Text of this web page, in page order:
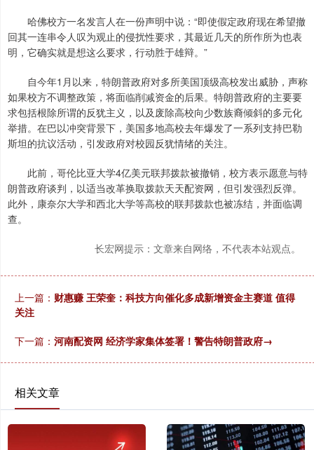
哈佛校方一名发言人在一份声明中说：“即使假定政府现在希望撤
回其一连串令人叹为观止的侵扰性要求，其最近几天的所作所为也表
明，它确实就是想这么要求，行动胜于雄辩。”
自今年1月以来，特朗普政府对多所美国顶级高校发出威胁，声称
如果校方不调整政策，将面临削减资金的后果。特朗普政府的主要要
求包括根除所谓的反犹主义，以及废除高校向少数族裔倾斜的多元化
举措。在巴以冲突背景下，美国多地高校去年爆发了一系列支持巴勒
斯坦的抗议活动，引发政府对校园反犹情绪的关注。
此前，哥伦比亚大学4亿美元联邦拨款被撤销，校方表示愿意与特
朗普政府谈判，以适当改革换取拨款天天配资网，但引发强烈反弹。
此外，康奈尔大学和西北大学等高校的联邦拨款也被冻结，并面临调
查。
长宏网提示：文章来自网络，不代表本站观点。
上一篇： 财惠赚 王荣奎：科技方向催化多成新增资金主赛道 值得
关注
下一篇： 河南配资网 经济学家集体签署！警告特朗普政府→
相关文章